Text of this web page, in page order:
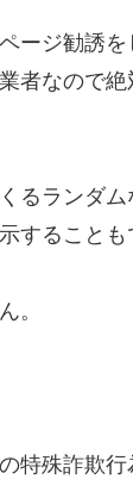
ージ勧誘
者なので
るランダ
することも
。
特殊詐欺